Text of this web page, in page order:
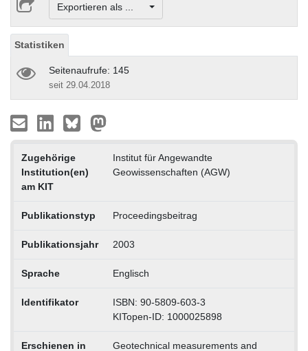
Exportieren als ...
Statistiken
Seitenaufrufe: 145
seit 29.04.2018
Zugehörige
Institution(en)
am KIT
Institut für Angewandte
Geowissenschaften (AGW)
Publikationstyp Proceedingsbeitrag
Publikationsjahr 2003
Sprache Englisch
Identifikator
ISBN: 90-5809-603-3
KITopen-ID: 1000025898
Erschienen in Geotechnical measurements and